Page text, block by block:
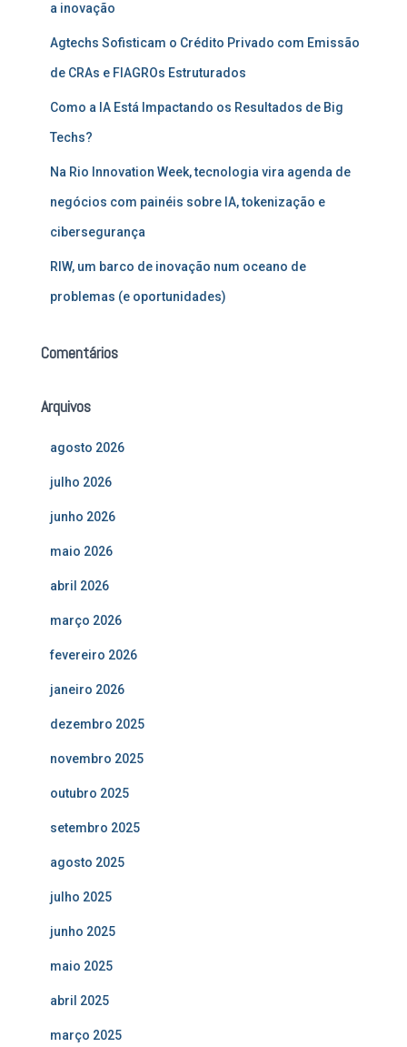
a inovação
Agtechs Sofisticam o Crédito Privado com Emissão
de CRAs e FIAGROs Estruturados
Como a IA Está Impactando os Resultados de Big
Techs?
Na Rio Innovation Week, tecnologia vira agenda de
negócios com painéis sobre IA, tokenização e
cibersegurança
RIW, um barco de inovação num oceano de
problemas (e oportunidades)
Comentários
Arquivos
agosto 2026
julho 2026
junho 2026
maio 2026
abril 2026
março 2026
fevereiro 2026
janeiro 2026
dezembro 2025
novembro 2025
outubro 2025
setembro 2025
agosto 2025
julho 2025
junho 2025
maio 2025
abril 2025
março 2025